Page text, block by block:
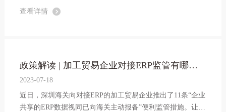
动计征。
查看详情
政策解读 | 加工贸易企业对接ERP监管有哪些便利措施？
2023-07-18
近日，深圳海关向对接ERP的加工贸易企业推出了11条“企业
共享的ERP数据视同已向海关主动报备”便利监管措施。让我